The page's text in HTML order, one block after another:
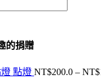
的捐贈
點燈 NT$200.0 – NT$